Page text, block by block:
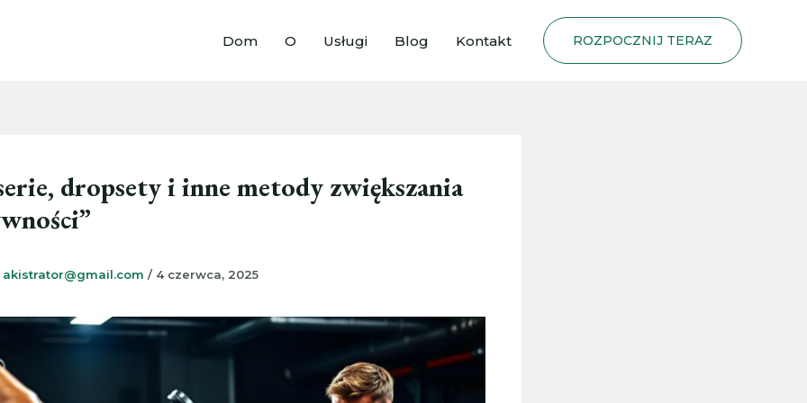
Dom O Usługi Blog Kontakt ROZPOCZNIJ TERAZ
dropsety i inne metody zwiększania
akistrator@gmail.com / 4 czerwca, 2025